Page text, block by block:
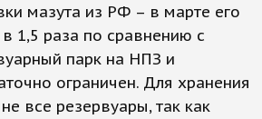
мазута из РФ – в марте его
в 1,5 раза по сравнению с
парк на НПЗ и
ограничен. Для хранения
все резервуары, так как